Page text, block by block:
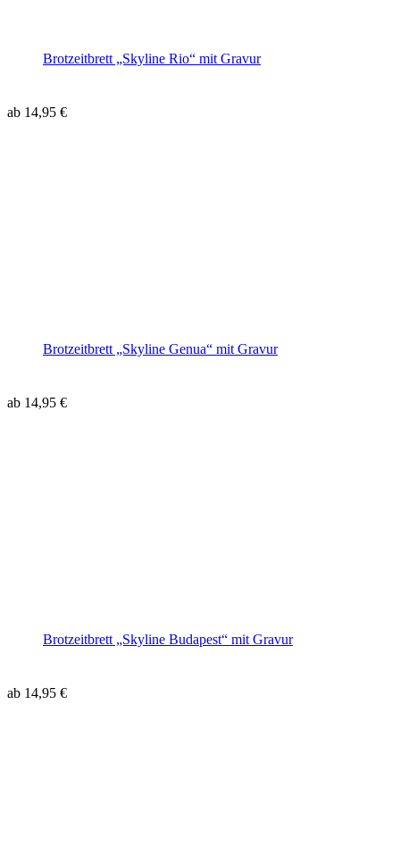
Brotzeitbrett „Skyline Rio“ mit Gravur
ab 14,95 €
Brotzeitbrett „Skyline Genua“ mit Gravur
ab 14,95 €
Brotzeitbrett „Skyline Budapest“ mit Gravur
ab 14,95 €